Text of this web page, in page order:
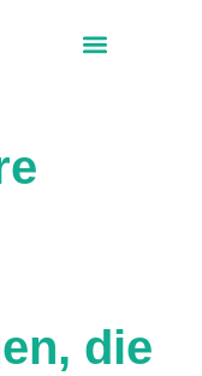
die